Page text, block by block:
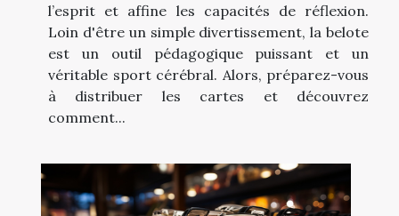
l’esprit et affine les capacités de réflexion.
Loin d'être un simple divertissement, la belote
est un outil pédagogique puissant et un
véritable sport cérébral. Alors, préparez-vous
à distribuer les cartes et découvrez
comment...